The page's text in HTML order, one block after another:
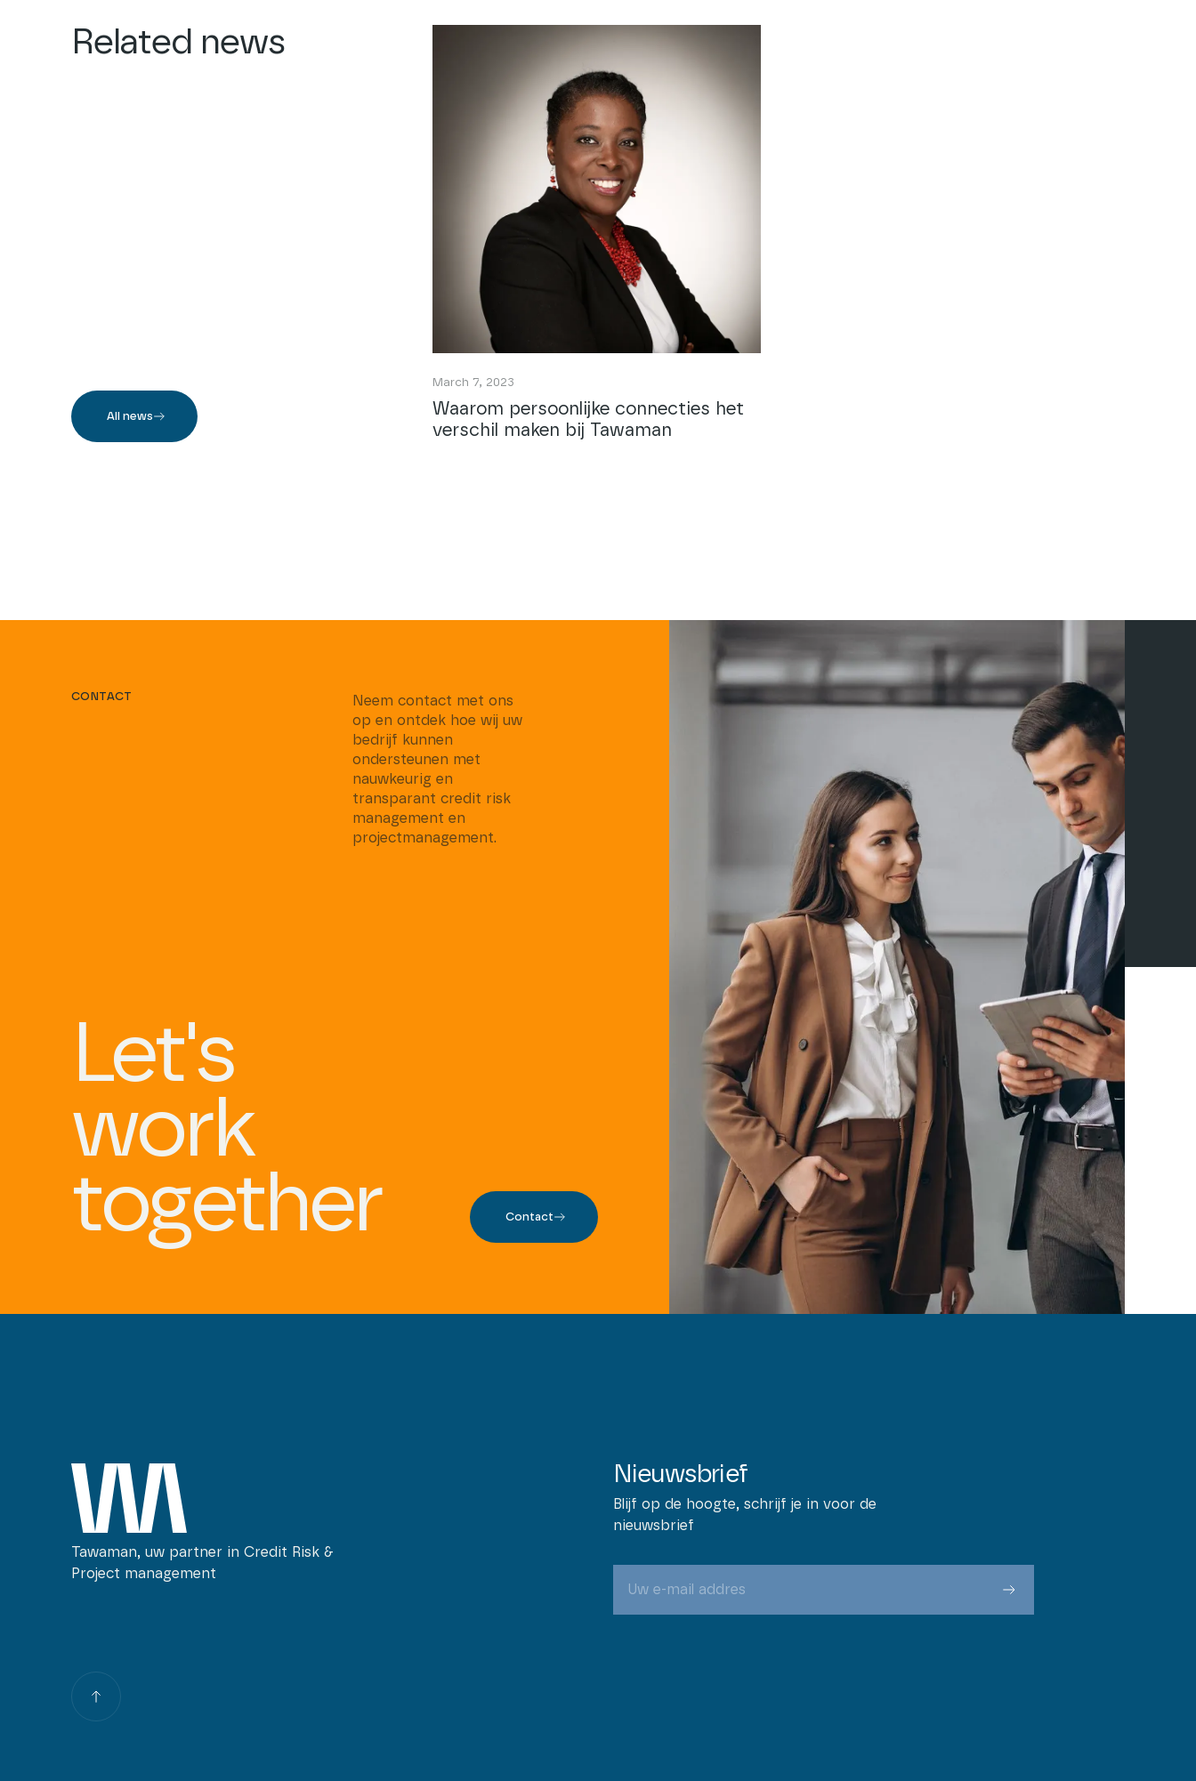
Related news
All news
March 7, 2023
Waarom persoonlijke connecties het
verschil maken bij Tawaman
CONTACT
Neem contact met ons
op en ontdek hoe wij uw
bedrijf kunnen
ondersteunen met
nauwkeurig en
transparant credit risk
management en
projectmanagement.
Let's
work
together
Contact
Tawaman, uw partner in Credit Risk &
Project management
Nieuwsbrief
Blijf op de hoogte, schrijf je in voor de
nieuwsbrief